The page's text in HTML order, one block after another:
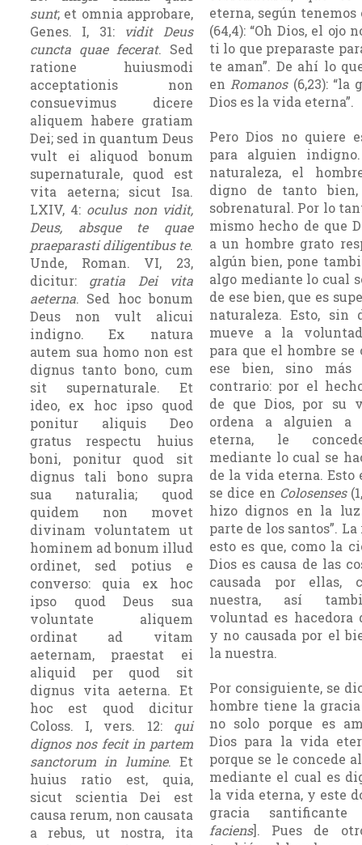
sunt; et omnia approbare,
Genes. I, 31: vidit Deus
cuncta quae fecerat. Sed
ratione huiusmodi
acceptationis non
consuevimus dicere
aliquem habere gratiam
Dei; sed in quantum Deus
vult ei aliquod bonum
supernaturale, quod est
vita aeterna; sicut Isa.
LXIV, 4: oculus non vidit,
Deus, absque te quae
praeparasti diligentibus te.
Unde, Roman. VI, 23,
dicitur: gratia Dei vita
aeterna. Sed hoc bonum
Deus non vult alicui
indigno. Ex natura
autem sua homo non est
dignus tanto bono, cum
sit supernaturale. Et
ideo, ex hoc ipso quod
ponitur aliquis Deo
gratus respectu huius
boni, ponitur quod sit
dignus tali bono supra
sua naturalia; quod
quidem non movet
divinam voluntatem ut
hominem ad bonum illud
ordinet, sed potius e
converso: quia ex hoc
ipso quod Deus sua
voluntate aliquem
ordinat ad vitam
aeternam, praestat ei
aliquid per quod sit
dignus vita aeterna. Et
hoc est quod dicitur
Coloss. I, vers. 12: qui
dignos nos fecit in partem
sanctorum in lumine. Et
huius ratio est, quia,
sicut scientia Dei est
causa rerum, non causata
a rebus, ut nostra, ita
eterna, según
(64,4): “Oh Dios, el ojo
ti lo que preparaste
te aman”. De ahí lo
en Romanos (6,23): “la
Dios es la vida eterna”.
Pero Dios no quiere
para alguien
naturaleza, el
digno de tanto
sobrenatural. Por lo
mismo hecho de que
a un hombre grato
algún bien, pone
algo mediante lo cual
de ese bien, que es
naturaleza. Esto, sin
mueve a la
para que el hombre se
ese bien, sino
contrario: por el
de que Dios, por su
ordena a alguien
eterna, le
mediante lo cual se
de la vida eterna. Esto
se dice en Colosenses
hizo dignos en la
parte de los santos”.
esto es que, como la
Dios es causa de las
causada por ellas,
nuestra, así
voluntad es hacedora
y no causada por el
la nuestra.
Por consiguiente, se
hombre tiene la gracia
no solo porque es
Dios para la vida
porque se le concede
mediante el cual es
la vida eterna, y este
gracia
faciens]. Pues de